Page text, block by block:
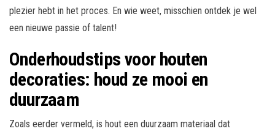
plezier hebt in het proces. En wie weet, misschien ontdek je wel
een nieuwe passie of talent!
Onderhoudstips voor houten
decoraties: houd ze mooi en
duurzaam
Zoals eerder vermeld, is hout een duurzaam materiaal dat